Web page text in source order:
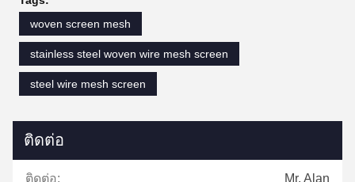
woven screen mesh
stainless steel woven wire mesh screen
steel wire mesh screen
ติดต่อ
ติดต่อ: Mr. Alan